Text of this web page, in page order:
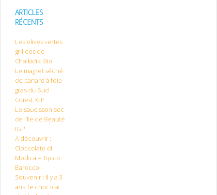
ARTICLES
RÉCENTS
Les olives vertes
grillées de
Chalkidiki Bio
Le magret séché
de canard à foie
gras du Sud
Ouest IGP
Le saucisson sec
de l’Ile de Beauté
IGP
A découvrir :
Cioccolato di
Modica – Tipico
Barocco
Souvenir : il y a 3
ans, le chocolat